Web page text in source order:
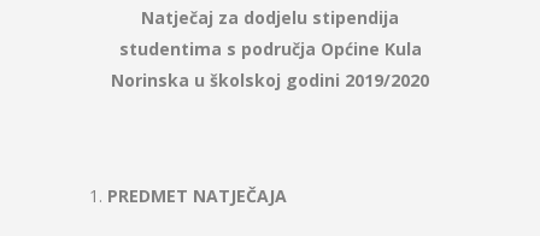
Natječaj za dodjelu stipendija
studentima s područja Općine Kula
Norinska u školskoj godini 2019/2020
1. PREDMET NATJEČAJA